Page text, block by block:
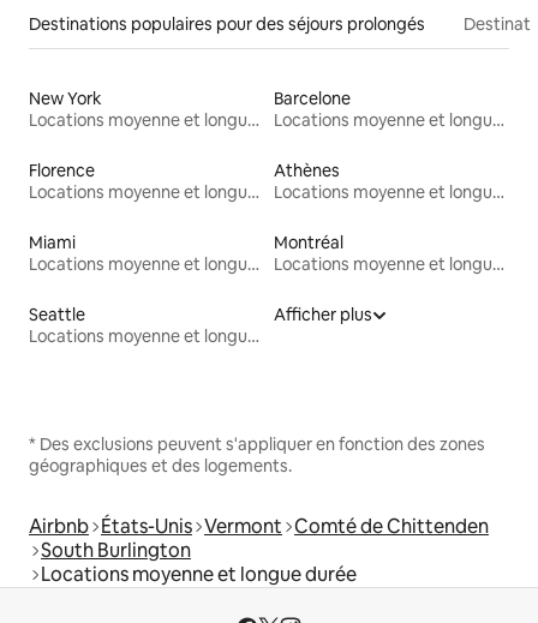
Destinations populaires pour des séjours prolongés
New York
Locations moyenne et longue durée
Barcelone
Locations moyenne et longue durée
Florence
Locations moyenne et longue durée
Athènes
Locations moyenne et longue durée
Miami
Locations moyenne et longue durée
Montréal
Locations moyenne et longue durée
Seattle
Locations moyenne et longue durée
Afficher plus
* Des exclusions peuvent s'appliquer en fonction des zones
géographiques et des logements.
Airbnb États-Unis Vermont Comté de Chittenden
South Burlington
Locations moyenne et longue durée